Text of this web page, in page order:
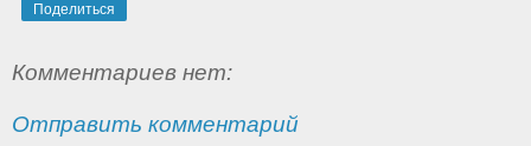
Поделиться
Комментариев нет:
Отправить комментарий